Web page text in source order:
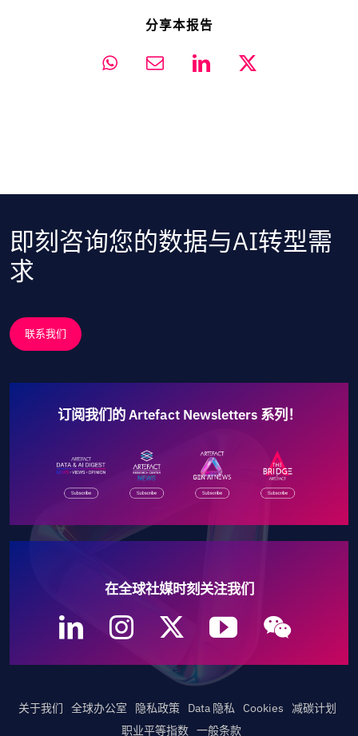
分享本报告
即刻咨询您的数据与AI转型需
求
联系我们
订阅我们的 Artefact Newsletters 系列！
在全球社媒时刻关注我们
关于我们 全球办公室 隐私政策 Data 隐私 Cookies
减碳计划
职业平等指数 一般条款